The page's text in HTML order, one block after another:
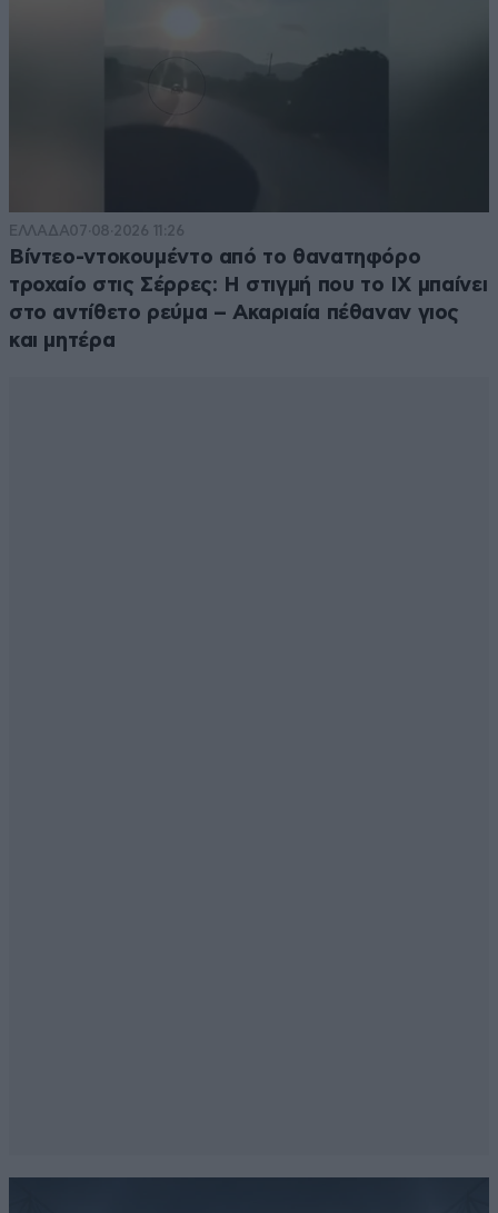
ΕΛΛΑΔΑ07·08·2026 11:26
Βίντεο-ντοκουμέντο από το θανατηφόρο
τροχαίο στις Σέρρες: Η στιγμή που το ΙΧ μπαίνει
στο αντίθετο ρεύμα – Ακαριαία πέθαναν γιος
και μητέρα